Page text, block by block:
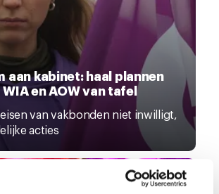
aan kabinet: haal plannen
en AOW van tafel
van vakbonden niet inwilligt,
acties